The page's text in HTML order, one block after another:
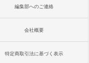
編集部へのご連絡
会社概要
特定商取引法に基づく表示